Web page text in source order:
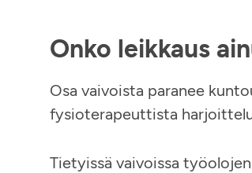
Onko leikkaus
Osa vaivoista paranee
fysioterapeuttista
Tietyissä vaivoissa